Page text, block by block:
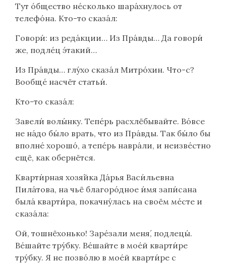
Тут о́бщество не́сколько шара́хнулось от
телефо́на. Кто-то сказа́л:
Говори́: из реда́кции… Из Пра́вды… Да говори́
же, подле́ц э́такий…
Из Пра́вды… глу́хо сказа́л Митро́хин. Что-с?
Вообще́ насчёт статьи́.
Кто-то сказа́л:
Завели́ волы́нку. Тепе́рь расхлёбывайте. Во́все
не на́до бы́ло врать, что из Пра́вды. Так бы́ло бы
вполне́ хорошо́, а тепе́рь навра́ли, и неизве́стно
ещё, как обернётся.
Кварти́рная хозя́йка Да́рья Васи́льевна
Пила́това, на чьё благоро́дное и́мя запи́сана
была́ кварти́ра, покачну́лась на своём ме́сте и
сказа́ла:
Ой, тошнёхонько! Заре́зали меня́, подлецы́.
Ве́шайте тру́бку. Ве́шайте в мое́й кварти́ре
тру́бку. Я не позво́лю в мое́й кварти́ре с